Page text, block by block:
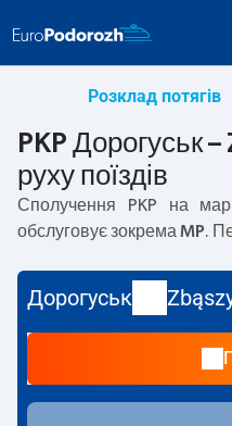
Розклад потягів
PKP Дорогуськ
руху поїздів
Сполучення PKP на
обслуговує зокрема MP .
Zbąszyńне курсують
Intercity. Потяг
Дорогуськ